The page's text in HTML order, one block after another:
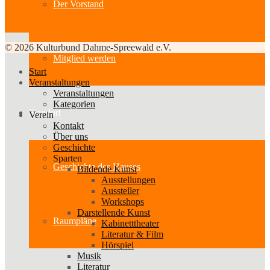
Der Vorstand
Mitglied werden
Standort
Geschichte des Hauses
Raumpläne
© 2026 Kulturbund Dahme-Spreewald e.V.
Start
Veranstaltungen
Veranstaltungen
Kategorien
Verein
Kontakt
Über uns
Geschichte
Sparten
Bildende Kunst
Ausstellungen
Aussteller
Workshops
Darstellende Kunst
Kabinetttheater
Literatur & Film
Hörspiel
Musik
Literatur